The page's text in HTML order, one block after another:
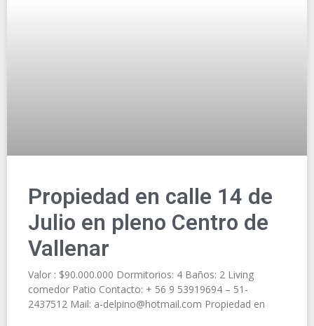
Propiedad en calle 14 de
Julio en pleno Centro de
Vallenar
Valor : $90.000.000 Dormitorios: 4 Baños: 2 Living
comedor Patio Contacto: + 56 9 53919694 – 51-
2437512 Mail: a-delpino@hotmail.com Propiedad en